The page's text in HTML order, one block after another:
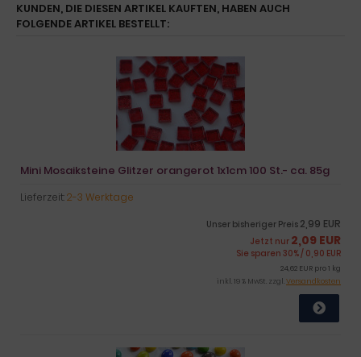
KUNDEN, DIE DIESEN ARTIKEL KAUFTEN, HABEN AUCH
FOLGENDE ARTIKEL BESTELLT:
Mini Mosaiksteine Glitzer orangerot 1x1cm 100 St.- ca. 85g
Lieferzeit:2-3 Werktage
Unser bisheriger Preis 2,99 EUR
Jetzt nur 2,09 EUR
Sie sparen 30% / 0,90 EUR
24,62 EUR pro 1 kg
inkl. 19 % MwSt. zzgl.Versandkosten